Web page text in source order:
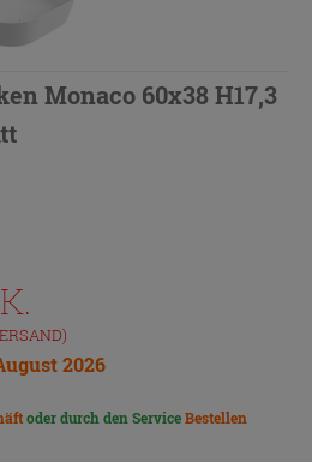
Monaco 60x38 H17,3
)
2026
oder durch den ServiceBestellen